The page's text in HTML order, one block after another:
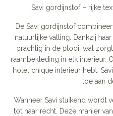
Savi gordijnstof – rijke
De Savi gordijnstof
natuurlijke valling. Dankzij
prachtig in de plooi, wat
raambekleding in elk interieur.
hotel chique interieur hebt:
toe aan
Wanneer Savi stuikend wordt
tot haar recht. Deze manier